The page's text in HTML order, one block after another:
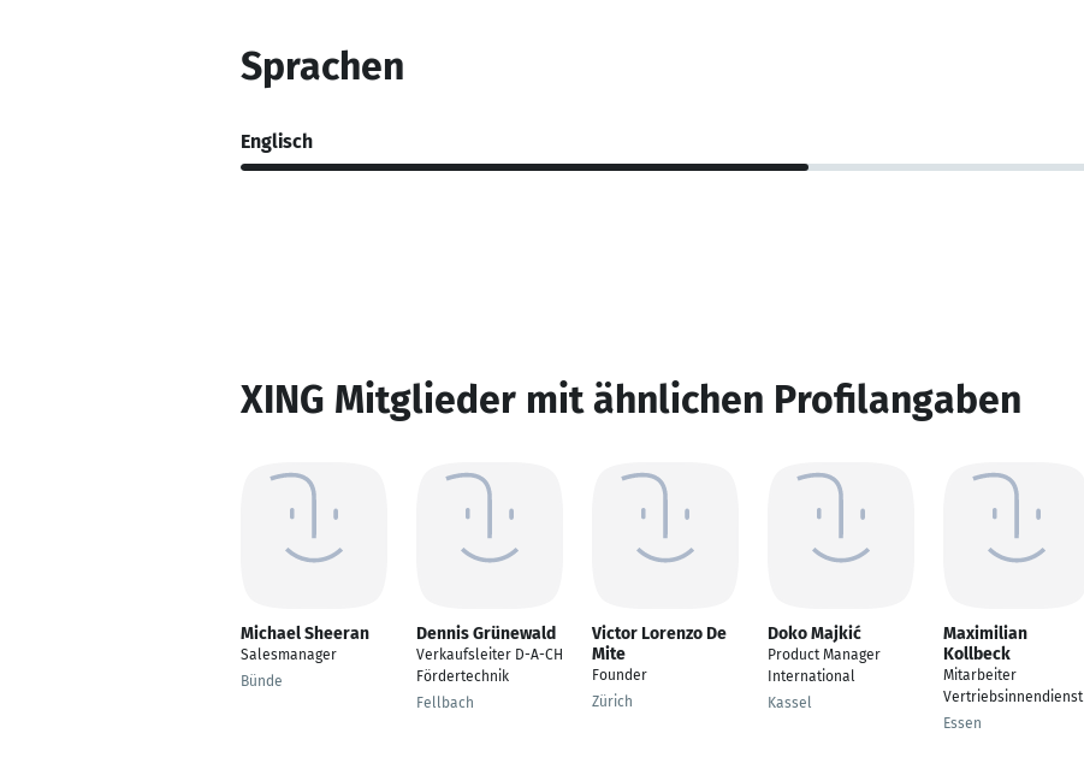
Sprachen
Englisch
XING Mitglieder mit ähnlichen Profilangaben
Michael Sheeran
Salesmanager
Bünde
Dennis Grünewald
Verkaufsleiter D-A-CH
Fördertechnik
Fellbach
Victor Lorenzo De
Mite
Founder
Zürich
Doko Majkić
Product Manager
International
Kassel
Maximilian
Kollbeck
Mitarbeiter
Vertriebsinnendienst
Essen